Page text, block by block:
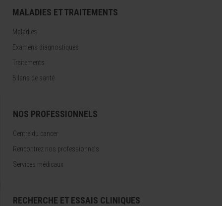
MALADIES ET TRAITEMENTS
Maladies
Examens diagnostiques
Traitements
Bilans de santé
NOS PROFESSIONNELS
Centre du cancer
Rencontrez nos professionnels
Services médicaux
RECHERCHE ET ESSAIS CLINIQUES